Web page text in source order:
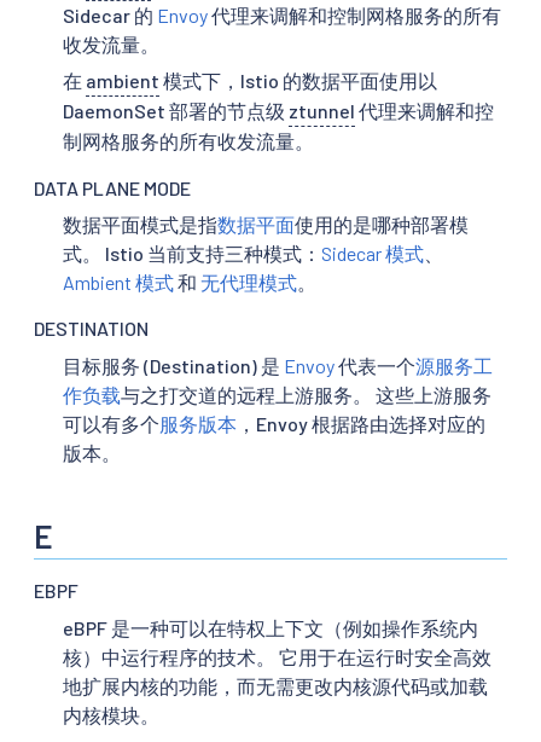
Sidecar 的 Envoy代理来调解和控制网格服务的所有
收发流量。
在 ambient 模式下，Istio 的数据平面使用以
DaemonSet 部署的节点级 ztunnel 代理来调解和控
制网格服务的所有收发流量。
DATA PLANE MODE
数据平面模式是指数据平面使用的是哪种部署模
式。 Istio 当前支持三种模式： Sidecar 模式
Ambient 模式和 无代理模式。
DESTINATION
目标服务 (Destination) 是 Envoy代表一个源服务工
作负载与之打交道的远程上游服务。 这些上游服务
可以有多个服务版本 ，Envoy 根据路由选择对应的
版本。
E
EBPF
eBPF 是一种可以在特权上下文（例如操作系统内
核）中运行程序的技术。 它用于在运行时安全高效
地扩展内核的功能，而无需更改内核源代码或加载
内核模块。